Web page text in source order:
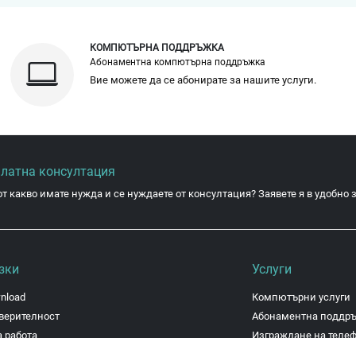
КОМПЮТЪРНА ПОДДРЪЖКА
Абонаментна компютърна поддръжка
Вие можете да се абонирате за нашите услуги.
консултация
какво имате нужда и се нуждаете от консултация? Заявете я в удобно
работа
Услуги
Компютърни услуги
Абонаментна
Изграждане на